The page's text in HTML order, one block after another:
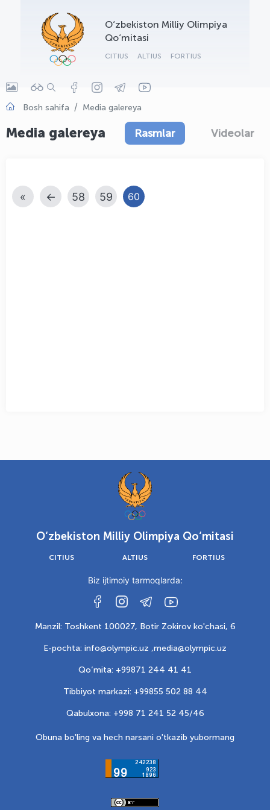
O‘zbekiston Milliy Olimpiya
Qo‘mitasi
CITIUS ALTIUS FORTIUS
Bosh sahifa Media galereya
Media galereya Rasmlar Videolar
« ← 58 59 60
O‘zbekiston Milliy Olimpiya Qo‘mitasi
CITIUS ALTIUS FORTIUS
Biz ijtimoiy tarmoqlarda:
Manzil: Toshkent 100027, Botir Zokirov ko'chasi, 6
E-pochta: info@olympic.uz ,media@olympic.uz
Qo‘mita: +99871 244 41 41
Tibbiyot markazi: +99855 502 88 44
Qabulxona: +998 71 241 52 45/46
Obuna bo'ling va hech narsani o'tkazib yubormang
OLYMPCHIK AI - yordamchi
Onlayn · olympic.uz